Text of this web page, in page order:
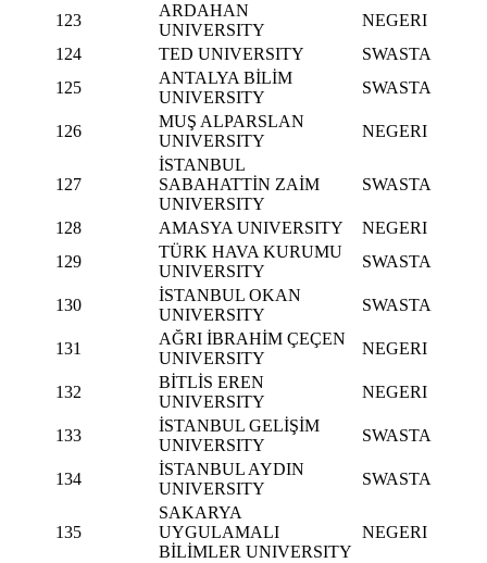
123
ARDAHAN
UNIVERSITY
NEGERI
124
TED UNIVERSITY
SWASTA
125
ANTALYA BİLİM
UNIVERSITY
SWASTA
126
MUŞ ALPARSLAN
UNIVERSITY
NEGERI
127
İSTANBUL
SABAHATTİN ZAİM
UNIVERSITY
SWASTA
128 AMASYA UNIVERSITY
NEGERI
129
TÜRK HAVA KURUMU
UNIVERSITY
SWASTA
130
İSTANBUL OKAN
UNIVERSITY
SWASTA
131
AĞRI İBRAHİM ÇEÇEN
UNIVERSITY
NEGERI
132
BİTLİS EREN
UNIVERSITY
NEGERI
133
İSTANBUL GELİŞİM
UNIVERSITY
SWASTA
134
İSTANBUL AYDIN
UNIVERSITY
SWASTA
135
SAKARYA
UYGULAMALI
BİLİMLER UNIVERSITY
NEGERI